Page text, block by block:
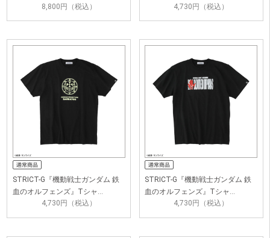
8,800円（税込）
4,730円（税込）
STRICT-G『機動戦士ガンダム 鉄
血のオルフェンズ』Tシャ…
4,730円（税込）
STRICT-G『機動戦士ガンダム 鉄
血のオルフェンズ』Tシャ…
4,730円（税込）